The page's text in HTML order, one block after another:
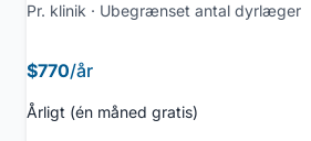
Pr. klinik · Ubegrænset antal dyrlæger
$770/år
Årligt (én måned gratis)